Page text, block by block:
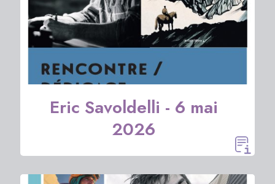
Eric Savoldelli - 6 mai
2026